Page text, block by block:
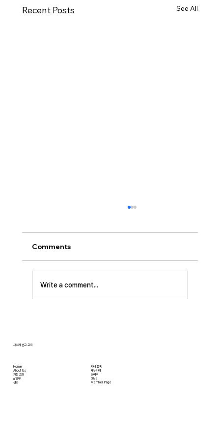
Recent Posts See All
Comments
Write a comment...
Home
About Us
​가정 교회
​삶공부
​선교
자녀 교육
새누리터
영어부
Give
Member Page
새누리 선교 교회